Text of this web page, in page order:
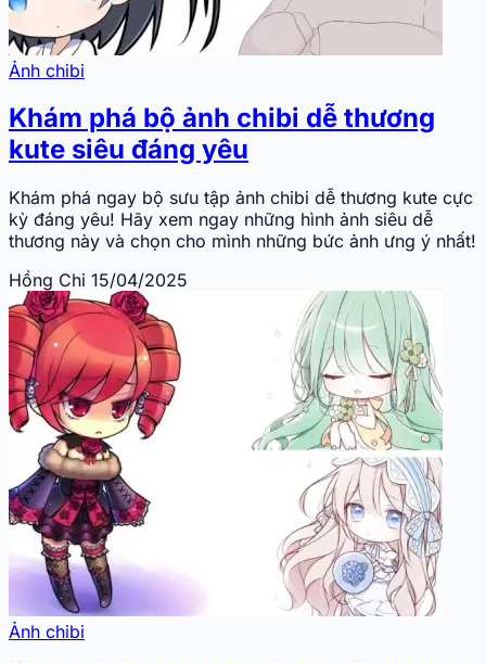
Ảnh chibi
Khám phá bộ ảnh chibi dễ thương
kute siêu đáng yêu
Khám phá ngay bộ sưu tập ảnh chibi dễ thương kute cực
kỳ đáng yêu! Hãy xem ngay những hình ảnh siêu dễ
thương này và chọn cho mình những bức ảnh ưng ý nhất!
Hồng Chi 15/04/2025
Ảnh chibi